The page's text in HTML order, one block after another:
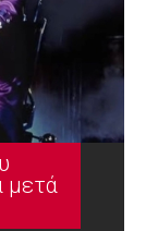
μετά